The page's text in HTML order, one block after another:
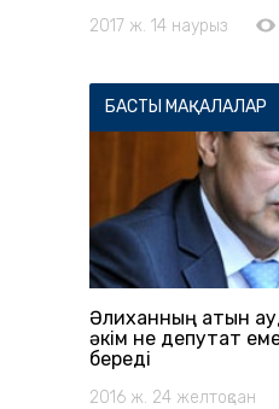
2017 ж. 14 наурыз
БАСТЫ МАҚАЛАЛАР
Әлиханның атын
әкім не депутат
береді
2016 ж. 24 желтоқсан